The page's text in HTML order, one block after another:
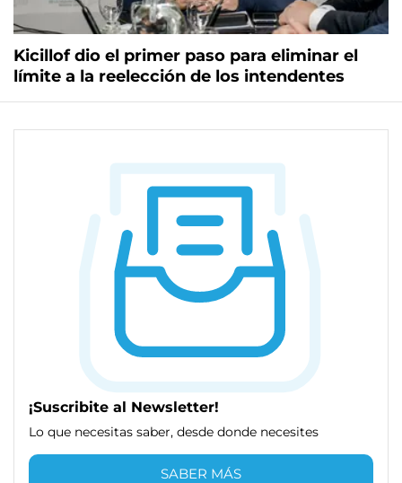
Kicillof dio el primer paso para eliminar el
límite a la reelección de los intendentes
¡Suscribite al Newsletter!
Lo que necesitas saber, desde donde necesites
SABER MÁS